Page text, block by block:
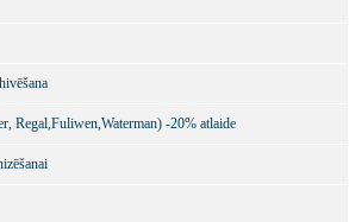
Regal,Fuliwen,Waterman) -20% atlaide